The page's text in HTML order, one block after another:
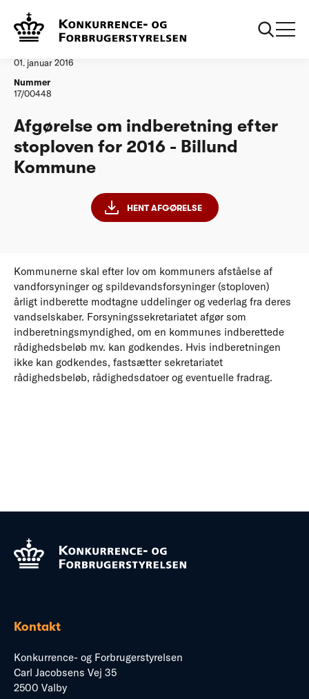
Vandtilsyn
01. januar 2016
Nummer
17/00448
Afgørelse om indberetning efter
stoploven for 2016 - Billund
Kommune
HENT AFGØRELSE
Kommunerne skal efter lov om kommuners afståelse af
vandforsyninger og spildevandsforsyninger (stoploven)
årligt indberette modtagne uddelinger og vederlag fra deres
vandselskaber. Forsyningssekretariatet afgør som
indberetningsmyndighed, om en kommunes indberettede
rådighedsbeløb mv. kan godkendes. Hvis indberetningen
ikke kan godkendes, fastsætter sekretariatet
rådighedsbeløb, rådighedsdatoer og eventuelle fradrag.
Kontakt
Konkurrence- og Forbrugerstyrelsen
Carl Jacobsens Vej 35
2500 Valby